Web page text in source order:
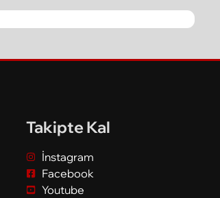
Takipte Kal
İnstagram
Facebook
Youtube